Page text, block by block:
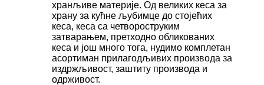
хранљиве материје. Од великих кеса за
храну за кућне љубимце до стојећих
кеса, кеса са четвороструким
затварањем, претходно обликованих
кеса и још много тога, нудимо комплетан
асортиман прилагодљивих производа за
издржљивост, заштиту производа и
одрживост.